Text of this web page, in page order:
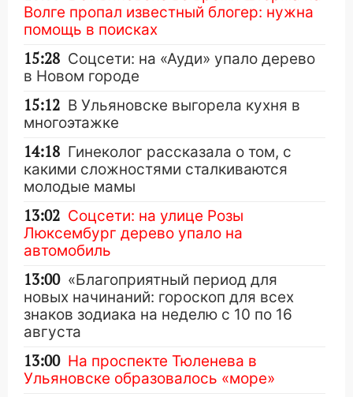
Волге пропал известный блогер: нужна
помощь в поисках
15:28 Соцсети: на «Ауди» упало дерево
в Новом городе
15:12 В Ульяновске выгорела кухня в
многоэтажке
14:18 Гинеколог рассказала о том, с
какими сложностями сталкиваются
молодые мамы
13:02 Соцсети: на улице Розы
Люксембург дерево упало на
автомобиль
13:00 «Благоприятный период для
новых начинаний: гороскоп для всех
знаков зодиака на неделю с 10 по 16
августа
13:00 На проспекте Тюленева в
Ульяновске образовалось «море»